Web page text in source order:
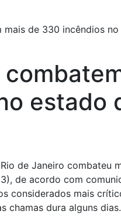
mais de 330 incêndios
estado
de Janeiro combateu
de acordo com
considerados mais
chamas dura alguns dias.